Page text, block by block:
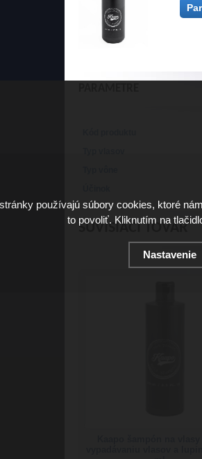
SÚVISIACI TOVAR
používajú súbory cookies, ktoré
to povoliť. Kliknutím na
Nastavenie